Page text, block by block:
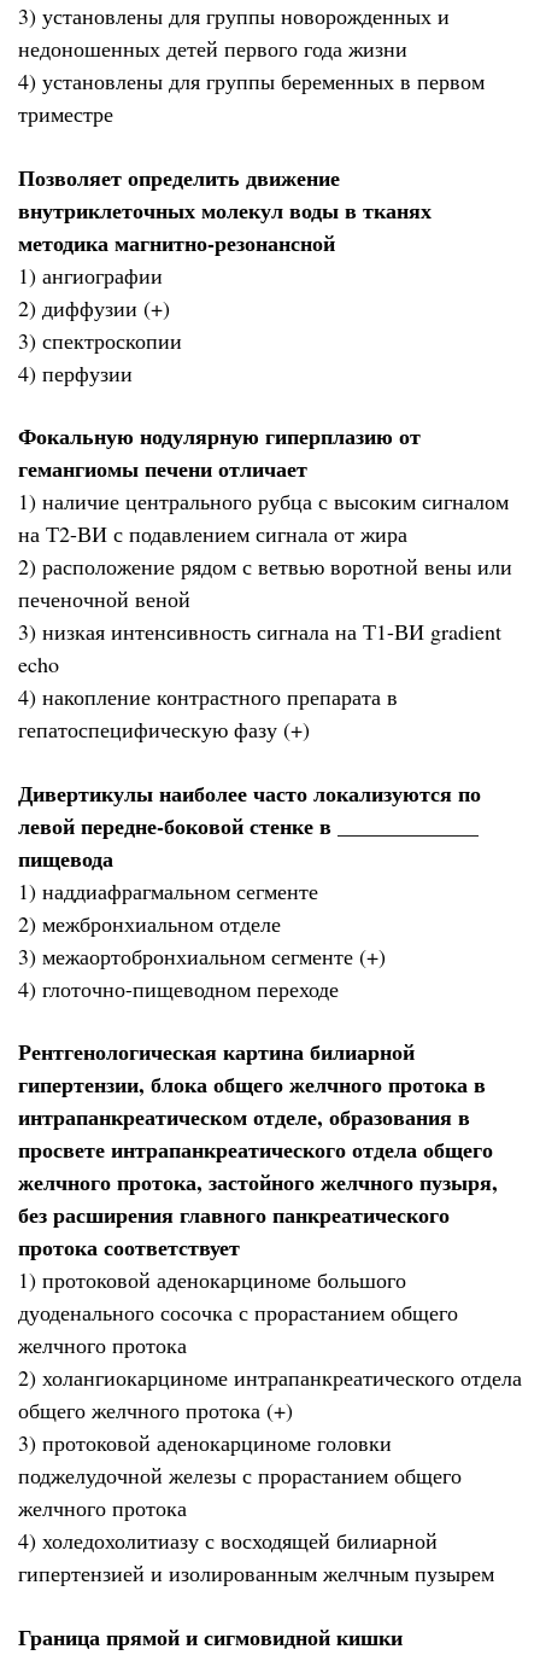
3) установлены для группы новорожденных и
недоношенных детей первого года жизни
4) установлены для группы беременных в первом
триместре
Позволяет определить движение
внутриклеточных молекул воды в тканях
методика магнитно-резонансной
1) ангиографии
2) диффузии (+)
3) спектроскопии
4) перфузии
Фокальную нодулярную гиперплазию от
гемангиомы печени отличает
1) наличие центрального рубца с высоким сигналом
на Т2-ВИ с подавлением сигнала от жира
2) расположение рядом с ветвью воротной вены или
печеночной веной
3) низкая интенсивность сигнала на Т1-ВИ gradient
echo
4) накопление контрастного препарата в
гепатоспецифическую фазу (+)
Дивертикулы наиболее часто локализуются по
левой передне-боковой стенке в _____________
пищевода
1) наддиафрагмальном сегменте
2) межбронхиальном отделе
3) межаортобронхиальном сегменте (+)
4) глоточно-пищеводном переходе
Рентгенологическая картина билиарной
гипертензии, блока общего желчного протока в
интрапанкреатическом отделе, образования в
просвете интрапанкреатического отдела общего
желчного протока, застойного желчного пузыря,
без расширения главного панкреатического
протока соответствует
1) протоковой аденокарциноме большого
дуоденального сосочка с прорастанием общего
желчного протока
2) холангиокарциноме интрапанкреатического отдела
общего желчного протока (+)
3) протоковой аденокарциноме головки
поджелудочной железы с прорастанием общего
желчного протока
4) холедохолитиазу с восходящей билиарной
гипертензией и изолированным желчным пузырем
Граница прямой и сигмовидной кишки